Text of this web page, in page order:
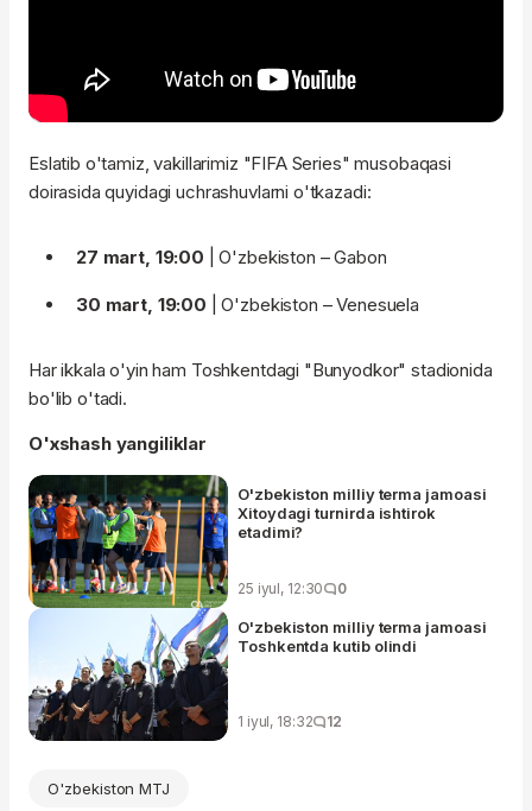
Eslatib o'tamiz, vakillarimiz "FIFA Series" musobaqasi
doirasida quyidagi uchrashuvlarni o'tkazadi:
27 mart, 19:00 | O'zbekiston – Gabon
30 mart, 19:00 | O'zbekiston – Venesuela
Har ikkala o'yin ham Toshkentdagi "Bunyodkor" stadionida
bo'lib o'tadi.
O'xshash yangiliklar
O'zbekiston milliy terma jamoasi
Xitoydagi turnirda ishtirok
etadimi?
25 iyul, 12:30 0
O'zbekiston milliy terma jamoasi
Toshkentda kutib olindi
1 iyul, 18:32 12
O'zbekiston MTJ